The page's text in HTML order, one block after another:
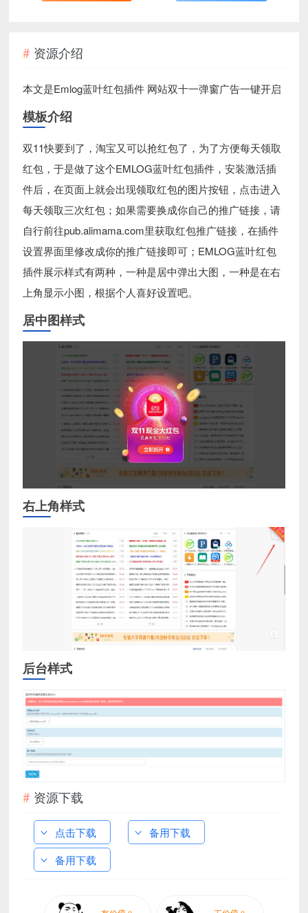
资源介绍
本文是Emlog蓝叶红包插件 网站双十一弹窗广告一键开启
模板介绍
双11快要到了，淘宝又可以抢红包了，为了方便每天领取
红包，于是做了这个EMLOG蓝叶红包插件，安装激活插
件后，在页面上就会出现领取红包的图片按钮，点击进入
每天领取三次红包；如果需要换成你自己的推广链接，请
自行前往pub.alimama.com里获取红包推广链接，在插件
设置界面里修改成你的推广链接即可；EMLOG蓝叶红包
插件展示样式有两种，一种是居中弹出大图，一种是在右
上角显示小图，根据个人喜好设置吧。
居中图样式
右上角样式
后台样式
资源下载
点击下载
备用下载
备用下载